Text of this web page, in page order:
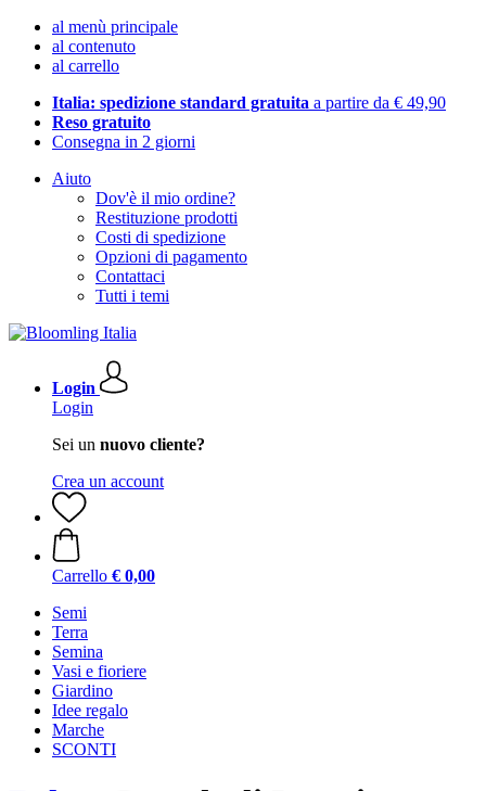
al menù principale
al contenuto
al carrello
Italia: spedizione standard gratuita a partire da € 49,90
Reso gratuito
Consegna in 2 giorni
Aiuto
Dov'è il mio ordine?
Restituzione prodotti
Costi di spedizione
Opzioni di pagamento
Contattaci
Tutti i temi
Login
Login
Sei un nuovo cliente?
Crea un account
Carrello € 0,00
Semi
Terra
Semina
Vasi e fioriere
Giardino
Idee regalo
Marche
SCONTI